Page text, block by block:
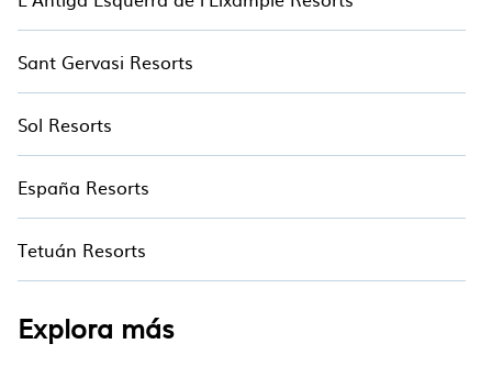
bares, comidas finas e informales, jardines y
Sant Gervasi Resorts
Sol Resorts
España Resorts
Tetuán Resorts
Explora más